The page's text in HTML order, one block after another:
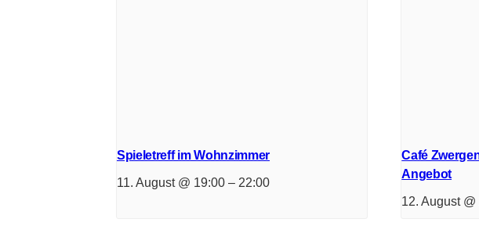
Spieletreff im Wohnzimmer
11. August @ 19:00 – 22:00
Café
Angebot
12. August